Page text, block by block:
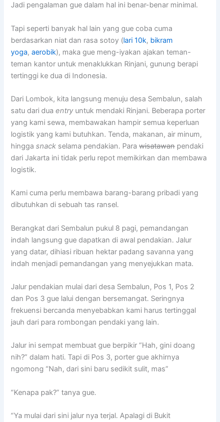
Jadi pengalaman gue dalam hal ini benar-benar minimal.
Tapi seperti banyak hal lain yang gue coba cuma
berdasarkan niat dan rasa sotoy (lari 10k, bikram
yoga,aerobik), maka gue meng-iyakan ajakan teman-
teman kantor untuk menaklukkan Rinjani, gunung berapi
tertinggi ke dua di Indonesia.
Dari Lombok, kita langsung menuju desa Sembalun, salah
satu dari duaentry untuk mendaki Rinjani. Beberapa porter
yang kami sewa, membawakan hampir semua keperluan
logistik yang kami butuhkan. Tenda, makanan, air minum,
hinggasnack selama pendakian. Parawisatawanpendaki
dari Jakarta ini tidak perlu repot memikirkan dan membawa
logistik.
Kami cuma perlu membawa barang-barang pribadi yang
dibutuhkan di sebuah tas ransel.
Berangkat dari Sembalun pukul 8 pagi, pemandangan
indah langsung gue dapatkan di awal pendakian. Jalur
yang datar, dihiasi ribuan hektar padang savanna yang
indah menjadi pemandangan yang menyejukkan mata.
Jalur pendakian mulai dari desa Sembalun, Pos 1, Pos 2
dan Pos 3 gue lalui dengan bersemangat. Seringnya
frekuensi bercanda menyebabkan kami harus tertinggal
jauh dari para rombongan pendaki yang lain.
Jalur ini sempat membuat gue berpikir “Hah, gini doang
nih?” dalam hati. Tapi di Pos 3, porter gue akhirnya
ngomong “Nah, dari sini baru sedikit sulit, mas”
“Kenapa pak?” tanya gue.
“Ya mulai dari sini jalur nya terjal. Apalagi di Bukit